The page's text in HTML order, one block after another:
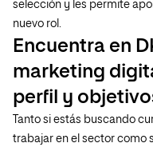
selección y les permite
nuevo rol.
Encuentra en
marketing
perfil y
Tanto si estás buscando
trabajar en el sector como